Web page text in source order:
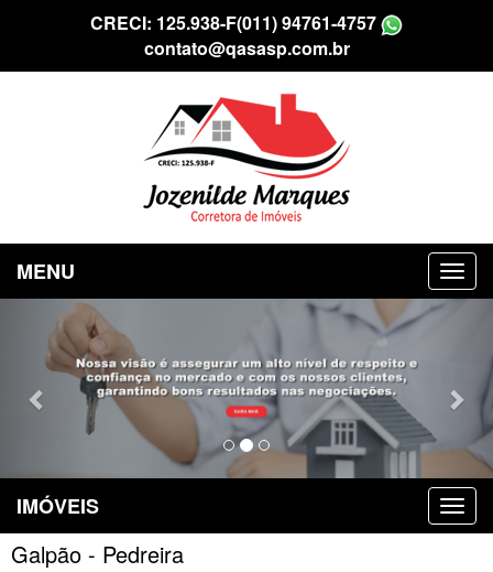
CRECI: 125.938-F(011) 94761-4757
contato@qasasp.com.br
MENU
Previous
IMÓVEIS
Galpão - Pedreira